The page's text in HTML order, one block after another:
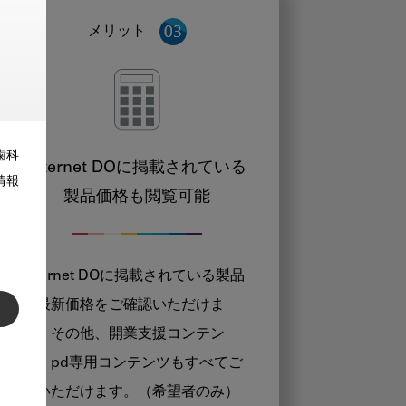
科
報
メリット
Internet DOに掲載されている
製品価格も閲覧可能
Internet DOに掲載されている製品
の最新価格をご確認いただけま
す。その他、開業支援コンテン
ツ、pd専用コンテンツもすべてご
覧いただけます。（希望者のみ）